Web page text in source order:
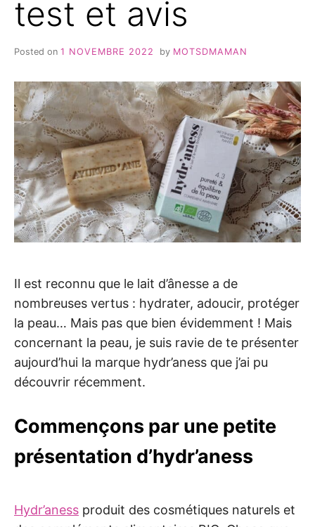
test et avis
Posted on 1 NOVEMBRE 2022 by MOTSDMAMAN
Il est reconnu que le lait d’ânesse a de
nombreuses vertus : hydrater, adoucir, protéger
la peau… Mais pas que bien évidemment ! Mais
concernant la peau, je suis ravie de te présenter
aujourd’hui la marque hydr’aness que j’ai pu
découvrir récemment.
Commençons par une petite
présentation d’hydr’aness
Hydr’aness produit des cosmétiques naturels et